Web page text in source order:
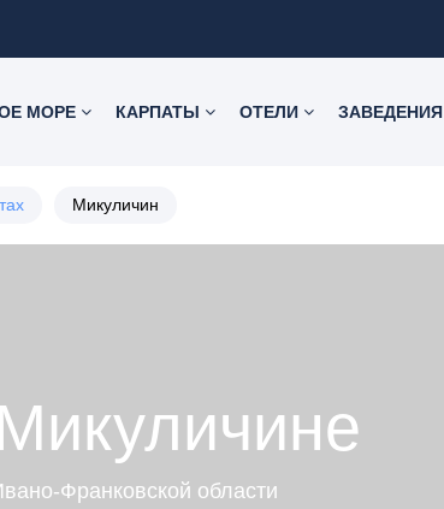
МОРЕ КАРПАТЫ ОТЕЛИ ЗАВЕДЕНИЯ
Микуличин
Франковской области